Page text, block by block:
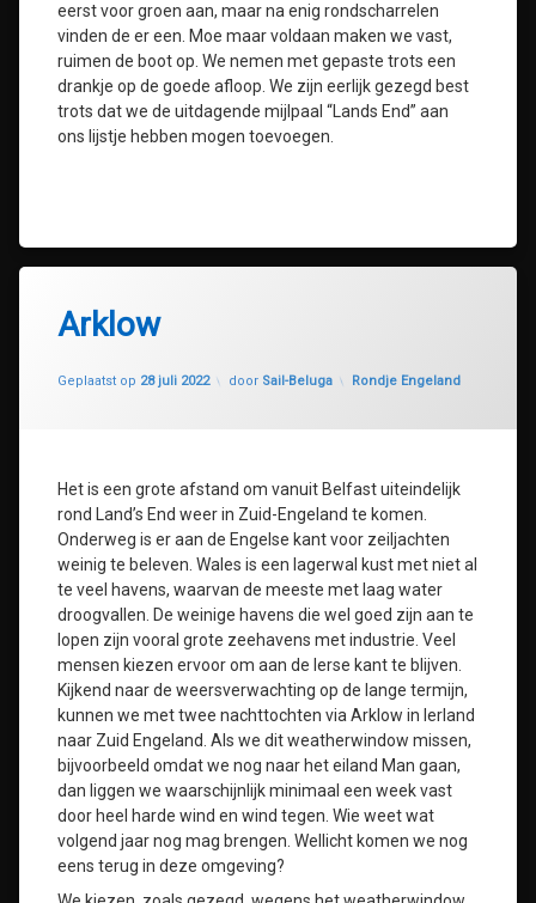
eerst voor groen aan, maar na enig rondscharrelen
vinden de er een. Moe maar voldaan maken we vast,
ruimen de boot op. We nemen met gepaste trots een
drankje op de goede afloop. We zijn eerlijk gezegd best
trots dat we de uitdagende mijlpaal “Lands End” aan
ons lijstje hebben mogen toevoegen.
Arklow
Geplaatst op 28 juli 2022
Geüpdatet op 31 juli 2022
door Sail-Beluga Categorieën:
Rondje Engeland
Het is een grote afstand om vanuit Belfast uiteindelijk
rond Land’s End weer in Zuid-Engeland te komen.
Onderweg is er aan de Engelse kant voor zeiljachten
weinig te beleven. Wales is een lagerwal kust met niet al
te veel havens, waarvan de meeste met laag water
droogvallen. De weinige havens die wel goed zijn aan te
lopen zijn vooral grote zeehavens met industrie. Veel
mensen kiezen ervoor om aan de Ierse kant te blijven.
Kijkend naar de weersverwachting op de lange termijn,
kunnen we met twee nachttochten via Arklow in Ierland
naar Zuid Engeland. Als we dit weatherwindow missen,
bijvoorbeeld omdat we nog naar het eiland Man gaan,
dan liggen we waarschijnlijk minimaal een week vast
door heel harde wind en wind tegen. Wie weet wat
volgend jaar nog mag brengen. Wellicht komen we nog
eens terug in deze omgeving?